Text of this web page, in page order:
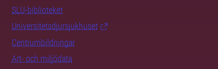
SLU-biblioteket
Universitetsdjursjukhuset
Centrumbildningar
Art- och miljödata